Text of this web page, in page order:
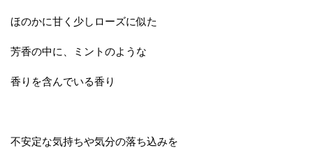
ほのかに甘く少しローズに似た
芳香の中に、ミントのような
香りを含んでいる香り
不安定な気持ちや気分の落ち込みを